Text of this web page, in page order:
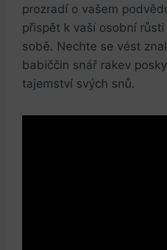
prozradí o vašem
přispět k ‍vaší osobní
sobě. Nechte se​ vést
babiččin snář rakev
tajemství svých snů.